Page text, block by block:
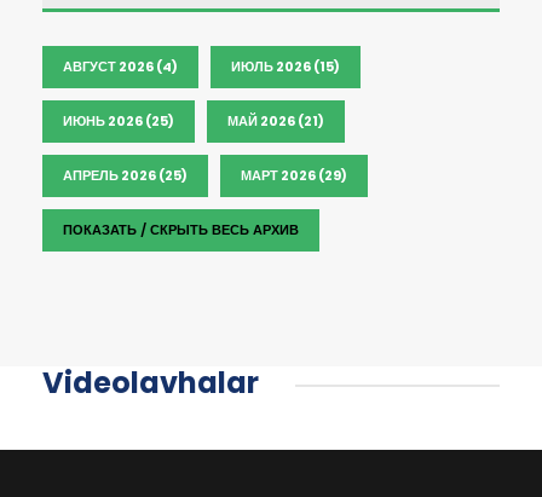
АВГУСТ 2026 (4) ИЮЛЬ 2026 (15)
ИЮНЬ 2026 (25) МАЙ 2026 (21)
АПРЕЛЬ 2026 (25) МАРТ 2026 (29)
ПОКАЗАТЬ / СКРЫТЬ ВЕСЬ АРХИВ
Videolavhalar